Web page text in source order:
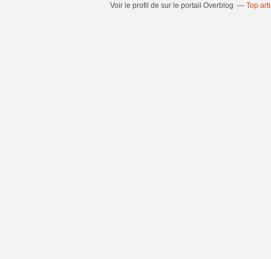
Voir le profil de sur le portail Overblog Top